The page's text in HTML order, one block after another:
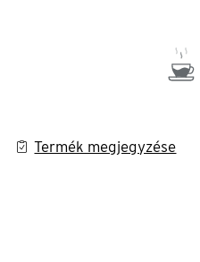
Termék megjegyzése